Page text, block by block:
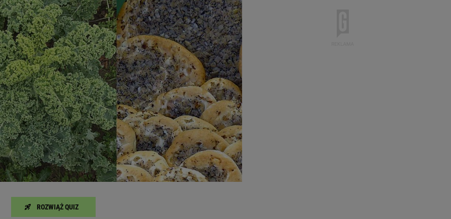
ROZWIĄŻ QUIZ
na urządzeniu lub dostęp do nich. Spersonalizowane reklamy i treści, pomiar reklam i treści,
usług.Lista Zaufanych Partnerów